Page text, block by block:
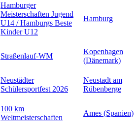
Hamburger
Meisterschaften Jugend
U14 / Hamburgs Beste
Kinder U12
Hamburg
Straßenlauf-WM
Kopenhagen
(Dänemark)
Neustädter
Schülersportfest 2026
Neustadt am
Rübenberge
100 km
Weltmeisterschaften
Ames (Spanien)